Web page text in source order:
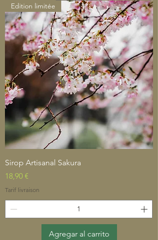
Edition limitée
Sirop Artisanal Sakura
Precio
18,90 €
Tarif livraison
Agregar al carrito